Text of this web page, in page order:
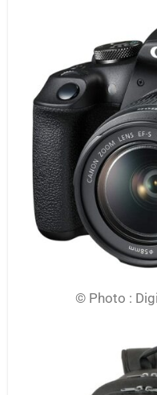
© Photo :